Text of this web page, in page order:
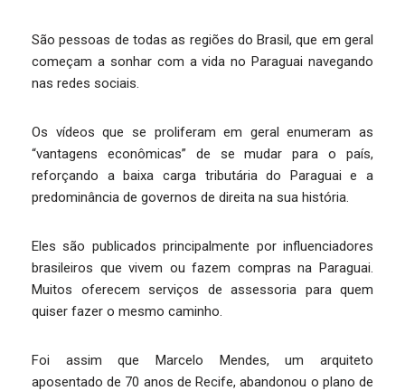
São pessoas de todas as regiões do Brasil, que em geral
começam a sonhar com a vida no Paraguai navegando
nas redes sociais.
Os vídeos que se proliferam em geral enumeram as
“vantagens econômicas” de se mudar para o país,
reforçando a baixa carga tributária do Paraguai e a
predominância de governos de direita na sua história.
Eles são publicados principalmente por influenciadores
brasileiros que vivem ou fazem compras na Paraguai.
Muitos oferecem serviços de assessoria para quem
quiser fazer o mesmo caminho.
Foi assim que Marcelo Mendes, um arquiteto
aposentado de 70 anos de Recife, abandonou o plano de